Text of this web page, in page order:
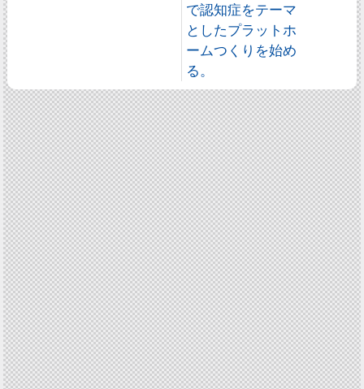
で認知症をテーマ
としたプラットホ
ームつくりを始め
る。